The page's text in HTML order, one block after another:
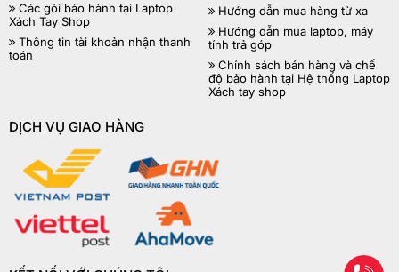
Các gói bảo hành tại Laptop
Xách Tay Shop
Thông tin tài khoản nhận thanh
toán
Hướng dẫn mua hàng từ xa
Hướng dẫn mua laptop, máy
tính trả góp
Chính sách bán hàng và chế
độ bảo hành tại Hệ thống Laptop
Xách tay shop
DỊCH VỤ GIAO HÀNG